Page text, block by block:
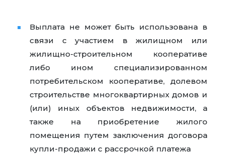
Выплата не может быть использована в
связи с участием в жилищном или
жилищно-строительном кооперативе
либо ином специализированном
потребительском кооперативе, долевом
строительстве многоквартирных домов и
(или) иных объектов недвижимости, а
также на приобретение жилого
помещения путем заключения договора
купли-продажи с рассрочкой платежа